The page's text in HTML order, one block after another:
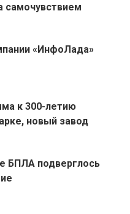
самочувствием
«ИнфоЛада»
к 300-летию
новый завод
БПЛА подверглось